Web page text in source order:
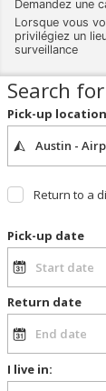
Demandez une
Lorsque vous
privilégiez un
surveillance
Search
Pick-up location
Return to a
Pick-up date
Return date
I live in: